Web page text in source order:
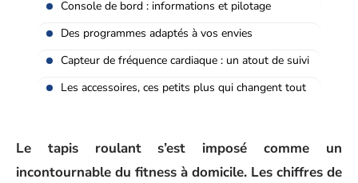
Console de bord : informations et pilotage
Des programmes adaptés à vos envies
Capteur de fréquence cardiaque : un atout de suivi
Les accessoires, ces petits plus qui changent tout
Le tapis roulant s’est imposé comme un
incontournable du fitness à domicile. Les chiffres de